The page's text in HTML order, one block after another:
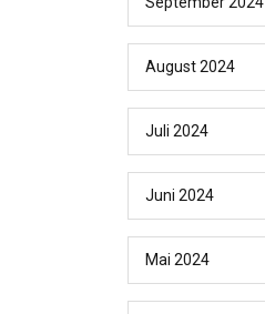
August 2024
Juli 2024
Juni 2024
Mai 2024